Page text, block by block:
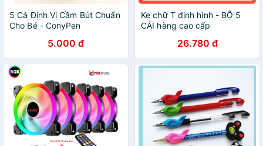
5 Cá Định Vị Cầm Bút Chuẩn
Cho Bé - ConyPen
5.000 đ
Ke chữ T định hình - BỘ 5
CÁI hàng cao cấp
26.780 đ